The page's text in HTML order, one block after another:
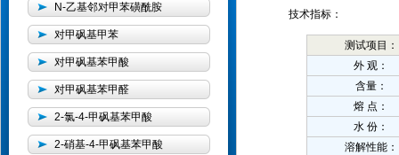
N-乙基邻对甲苯磺酰胺
对甲砜基甲苯
对甲砜基苯甲酸
对甲砜基苯甲醛
2-氯-4-甲砜基苯甲酸
2-硝基-4-甲砜基苯甲酸
技术指标：
测试项目：
外 观：
含量：
熔 点：
水 份：
溶解性能：